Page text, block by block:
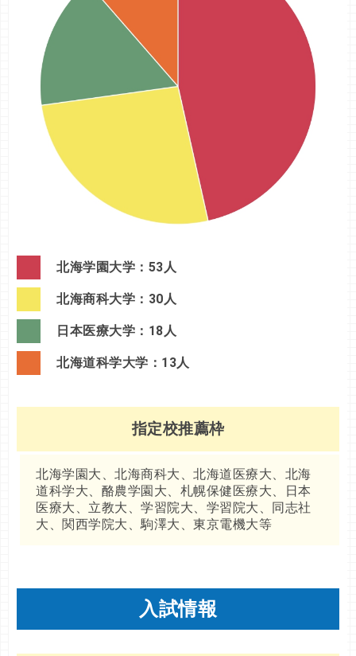
北海学園大学：53人
北海商科大学：30人
日本医療大学：18人
北海道科学大学：13人
指定校推薦枠
北海学園大、北海商科大、北海道医療大、北海
道科学大、酪農学園大、札幌保健医療大、日本
医療大、立教大、学習院大、学習院大、同志社
大、関西学院大、駒澤大、東京電機大等
入試情報